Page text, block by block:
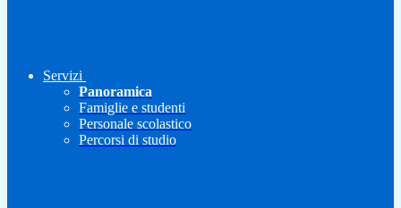
Servizi
Panoramica
Famiglie e studenti
Personale scolastico
Percorsi di studio